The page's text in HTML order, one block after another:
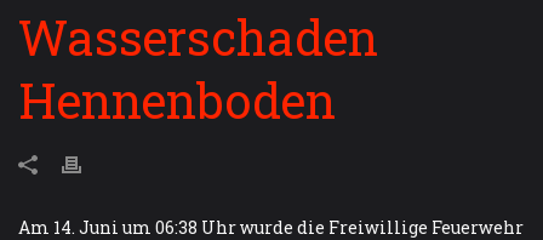
Wasserschaden
Hennenboden
Am 14. Juni um 06:38 Uhr wurde die Freiwillige Feuerwehr